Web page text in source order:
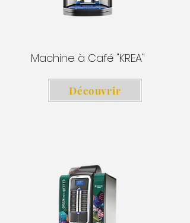
Machine à Café "KREA"
Découvrir